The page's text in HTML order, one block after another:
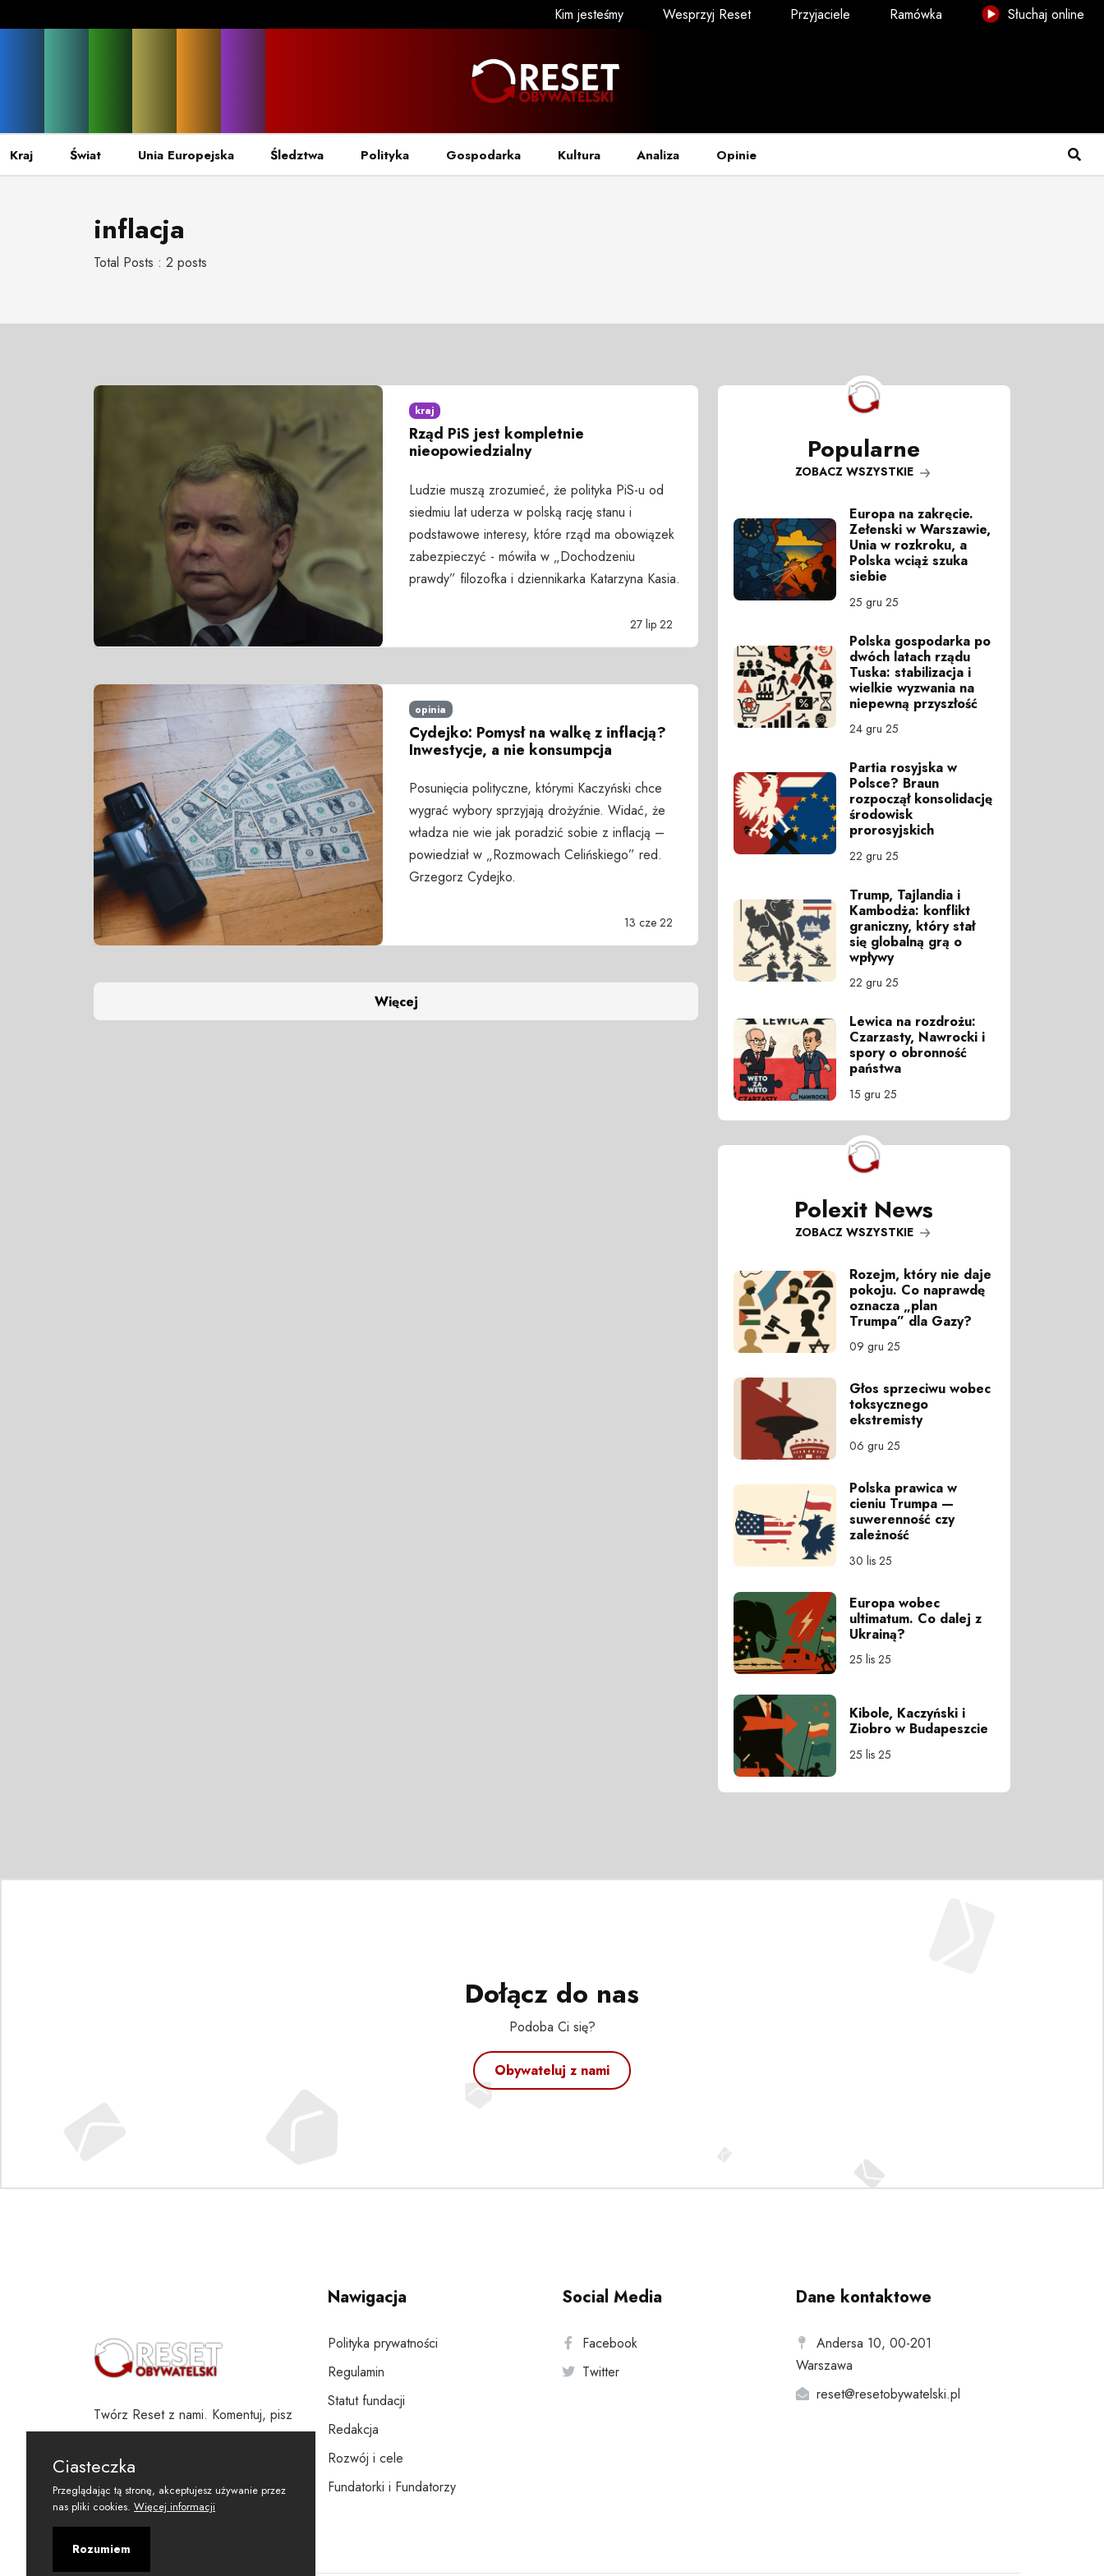
Kim jesteśmy Wesprzyj Reset Przyjaciele Ramówka Słuchaj online
Kraj Świat Unia Europejska Śledztwa Polityka Gospodarka Kultura Analiza Opinie
inflacja
Total Posts : 2 posts
kraj
Rząd PiS jest kompletnie
nieopowiedzialny
Ludzie muszą zrozumieć, że polityka PiS-u od
siedmiu lat uderza w polską rację stanu i
podstawowe interesy, które rząd ma obowiązek
zabezpieczyć - mówiła w „Dochodzeniu
prawdy” filozofka i dziennikarka Katarzyna Kasia.
27 lip 22
opinia
Cydejko: Pomysł na walkę z inflacją?
Inwestycje, a nie konsumpcja
Posunięcia polityczne, którymi Kaczyński chce
wygrać wybory sprzyjają drożyźnie. Widać, że
władza nie wie jak poradzić sobie z inflacją –
powiedział w „Rozmowach Celińskiego” red.
Grzegorz Cydejko.
13 cze 22
Więcej
Popularne
ZOBACZ WSZYSTKIE
Europa na zakręcie.
Zełenski w Warszawie,
Unia w rozkroku, a
Polska wciąż szuka
siebie
25 gru 25
Polska gospodarka po
dwóch latach rządu
Tuska: stabilizacja i
wielkie wyzwania na
niepewną przyszłość
24 gru 25
Partia rosyjska w
Polsce? Braun
rozpoczął konsolidację
środowisk
prorosyjskich
22 gru 25
Trump, Tajlandia i
Kambodża: konflikt
graniczny, który stał
się globalną grą o
wpływy
22 gru 25
Lewica na rozdrożu:
Czarzasty, Nawrocki i
spory o obronność
państwa
15 gru 25
Polexit News
ZOBACZ WSZYSTKIE
Rozejm, który nie daje
pokoju. Co naprawdę
oznacza „plan
Trumpa” dla Gazy?
09 gru 25
Głos sprzeciwu wobec
toksycznego
ekstremisty
06 gru 25
Polska prawica w
cieniu Trumpa —
suwerenność czy
zależność
30 lis 25
Europa wobec
ultimatum. Co dalej z
Ukrainą?
25 lis 25
Kibole, Kaczyński i
Ziobro w Budapeszcie
25 lis 25
Dołącz do nas
Podoba Ci się?
Obywateluj z nami
Twórz Reset z nami. Komentuj, pisz
i wspieraj
Nawigacja
Polityka prywatności
Regulamin
Statut fundacji
Redakcja
Rozwój i cele
Fundatorki i Fundatorzy
Social Media
Facebook
Twitter
Dane kontaktowe
Andersa 10, 00-201
Warszawa
reset@resetobywatelski.pl
Ciasteczka
Przeglądając tą stronę, akceptujesz używanie przez
nas pliki cookies. Więcej informacji
Rozumiem